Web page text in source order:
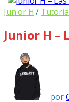
Junior H /
Junior H –
por